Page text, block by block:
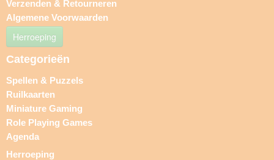
Verzenden & Retourneren
Algemene Voorwaarden
Herroeping
Categorieën
Spellen & Puzzels
Ruilkaarten
Miniature Gaming
Role Playing Games
Agenda
Herroeping